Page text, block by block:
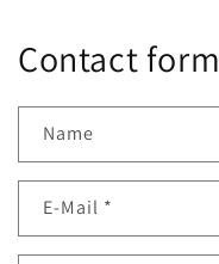
Contact form
Name
E-Mail *